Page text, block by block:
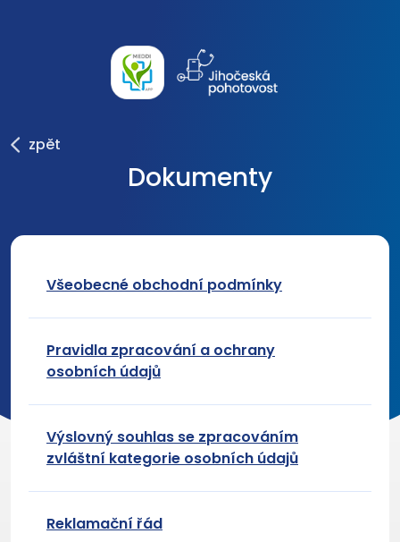
zpět
Dokumenty
Všeobecné obchodní podmínky
Pravidla zpracování a ochrany
osobních údajů
Výslovný souhlas se zpracováním
zvláštní kategorie osobních údajů
Reklamační řád